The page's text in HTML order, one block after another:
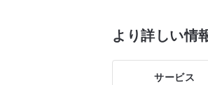
より詳しい情
サービス